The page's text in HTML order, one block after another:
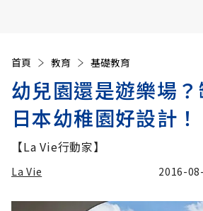
首頁 教育 基礎教育
幼兒園還是遊樂場
日本幼稚園好設計！
【La Vie行動家】
La Vie 2016-